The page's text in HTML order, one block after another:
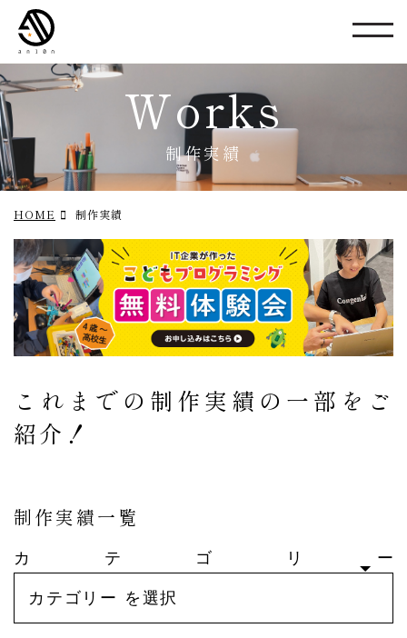
Works
制作実績
HOME 制作実績
これまでの制作実績の一部をご
紹介！
制作実績一覧
カテゴリー